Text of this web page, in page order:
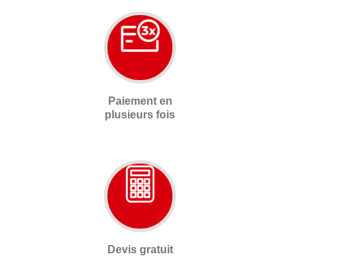
Paiement en
plusieurs fois
Devis gratuit